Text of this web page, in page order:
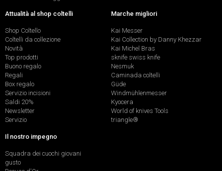
Attualità al shop coltelli
Shop Coltello
Coltelli da collezione
Novità
Top prodotti
Buono regalo
Regali
Box regalo
Servizio incisioni
Saldi 20%
Newsletter
Servizio
Marche migliori
Kai Messer
Kai Collection by Danny Khezzar
Kai Michel Bras
sknife swiss knife
Nesmuk
Caminada coltelli
Güde
Windmühlenmesser
Kyocera
World of knives Tools
triangle®
Il nostro impegno
Squadra dei cuochi giovani
gusto